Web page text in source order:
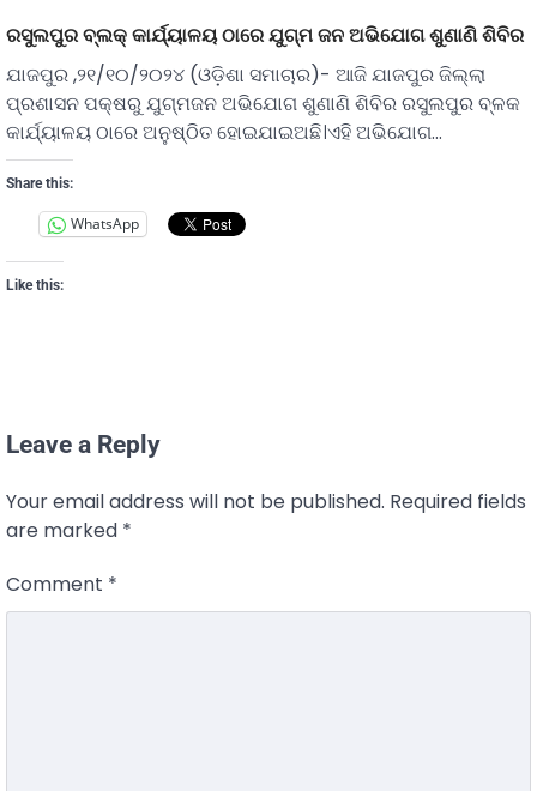
ରସୁଲପୁର ବ୍ଲକ୍ କାର୍ଯ୍ୟାଳୟ ଠାରେ ଯୁଗ୍ମ ଜନ ଅଭିଯୋଗ ଶୁଣାଣି ଶିବିର
ଯାଜପୁର ,୨୧/୧୦/୨୦୨୪ (ଓଡ଼ିଶା ସମାଚାର)- ଆଜି ଯାଜପୁର ଜିଲ୍ଲା
ପ୍ରଶାସନ ପକ୍ଷରୁ ଯୁଗ୍ମଜନ ଅଭିଯୋଗ ଶୁଣାଣି ଶିବିର ରସୁଲପୁର ବ୍ଳକ
କାର୍ଯ୍ୟାଳୟ ଠାରେ ଅନୁଷ୍ଠିତ ହୋଇଯାଇଅଛି।ଏହି ଅଭିଯୋଗ…
Share this:
WhatsApp
Like this:
Leave a Reply
Your email address will not be published. Required fields
are marked *
Comment *